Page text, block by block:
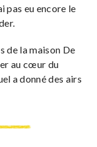
pas eu encore le
de la maison De
au cœur du
a donné des airs